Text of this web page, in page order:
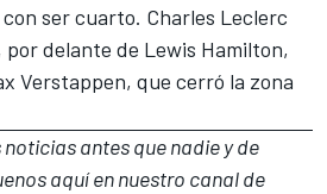
ser cuarto. Charles Leclerc
delante de Lewis Hamilton,
Verstappen, que cerró la zona
noticias antes que nadie y de
aquí en nuestro canal de